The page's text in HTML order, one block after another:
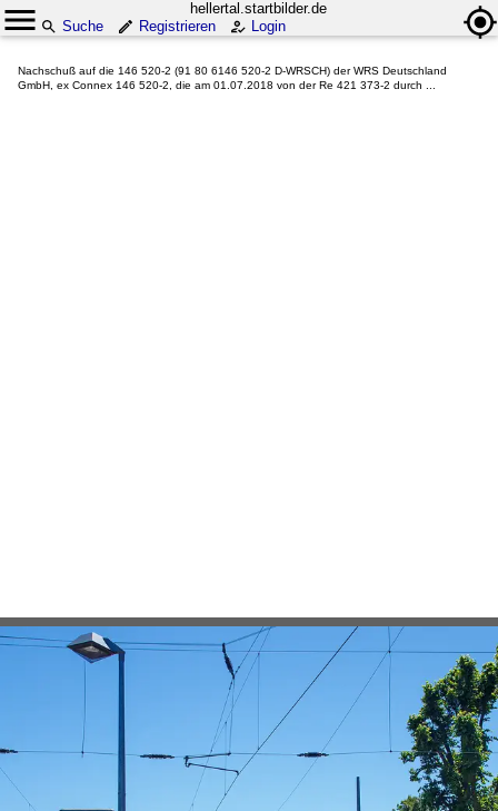
hellertal.startbilder.de
Suche
Registrieren Login
Nachschuß auf die 146 520-2 (91 80 6146 520-2 D-WRSCH) der WRS Deutschland
GmbH, ex Connex 146 520-2, die am 01.07.2018 von der Re 421 373-2 durch ...